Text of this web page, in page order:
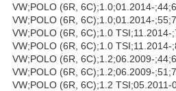
VW;POLO (6R, 6C);1.0;01.2014-
VW;POLO (6R, 6C);1.0;01.2014-
VW;POLO (6R, 6C);1.0 TSI;11.2014-
VW;POLO (6R, 6C);1.0 TSI;11.2014-
VW;POLO (6R, 6C);1.2;06.2009-
VW;POLO (6R, 6C);1.2;06.2009-
VW;POLO (6R, 6C);1.2 TSI;05.2011-